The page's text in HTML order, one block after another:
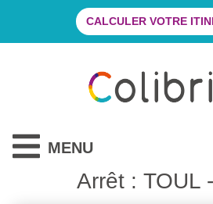
CALCULER VOTRE
MENU
Arrêt : TOUL